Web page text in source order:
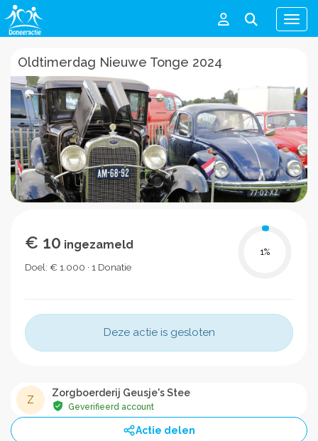
Menu
Oldtimerdag Nieuwe Tonge 2024
€ 10 ingezameld
Doel: € 1.000 · 1 Donatie
1%
Deze actie is gesloten
Z
Zorgboerderij Geusje's Stee
Geverifieerd account
Actie delen